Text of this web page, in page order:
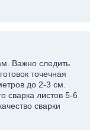
Важно следить
точечная
до 2-3 см.
сварка листов 5-6
сварки